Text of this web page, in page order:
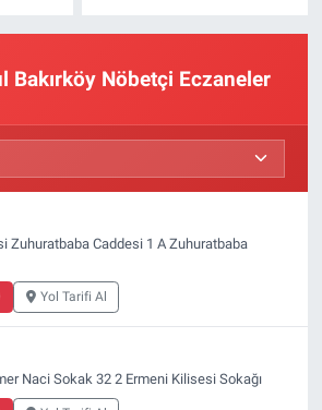
Bakırköy Nöbetçi Eczaneler
Zuhuratbaba Caddesi 1 A Zuhuratbaba
Yol Tarifi Al
Naci Sokak 32 2 Ermeni Kilisesi Sokağı